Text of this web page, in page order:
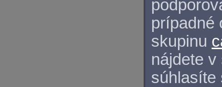
prípadné
skupinu
nájdete